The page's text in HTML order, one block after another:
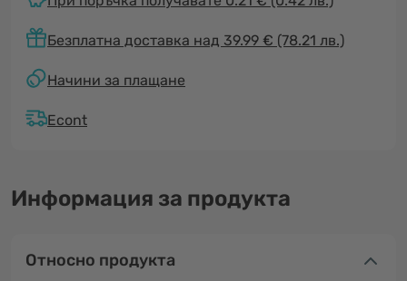
Безплатна доставка над 39.99 € (78.21 лв.)
Начини за плащане
Econt
Информация за продукта
Относно продукта